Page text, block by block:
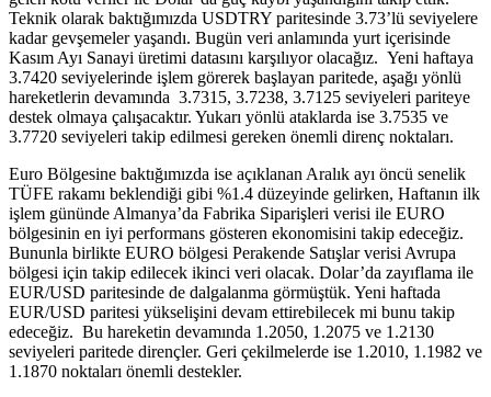
Teknik olarak baktığımızda USDTRY paritesinde 3.73’lü seviyelere
kadar gevşemeler yaşandı. Bugün veri anlamında yurt içerisinde
Kasım Ayı Sanayi üretimi datasını karşılıyor olacağız. Yeni haftaya
3.7420 seviyelerinde işlem görerek başlayan paritede, aşağı yönlü
hareketlerin devamında 3.7315, 3.7238, 3.7125 seviyeleri pariteye
destek olmaya çalışacaktır. Yukarı yönlü ataklarda ise 3.7535 ve
3.7720 seviyeleri takip edilmesi gereken önemli direnç noktaları.
Euro Bölgesine baktığımızda ise açıklanan Aralık ayı öncü senelik
TÜFE rakamı beklendiği gibi %1.4 düzeyinde gelirken, Haftanın ilk
işlem gününde Almanya’da Fabrika Siparişleri verisi ile EURO
bölgesinin en iyi performans gösteren ekonomisini takip edeceğiz.
Bununla birlikte EURO bölgesi Perakende Satışlar verisi Avrupa
bölgesi için takip edilecek ikinci veri olacak. Dolar’da zayıflama ile
EUR/USD paritesinde de dalgalanma görmüştük. Yeni haftada
EUR/USD paritesi yükselişini devam ettirebilecek mi bunu takip
edeceğiz. Bu hareketin devamında 1.2050, 1.2075 ve 1.2130
seviyeleri paritede dirençler. Geri çekilmelerde ise 1.2010, 1.1982 ve
1.1870 noktaları önemli destekler.